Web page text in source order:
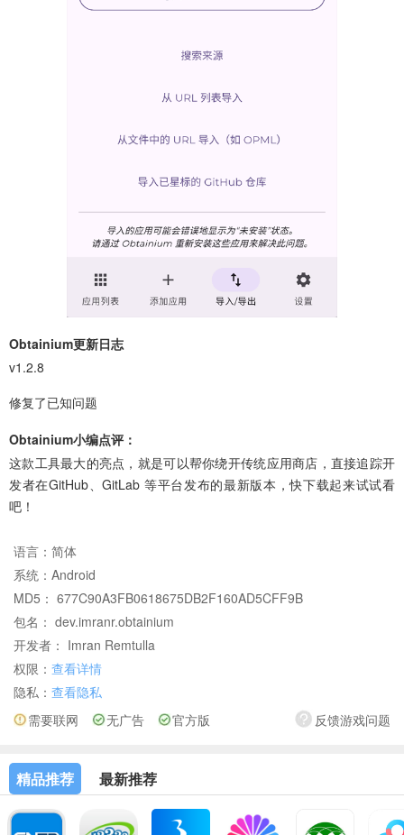
Obtainium更新日志
v1.2.8
修复了已知问题
Obtainium小编点评：
这款工具最大的亮点，就是可以帮你绕开传统应用商店，直接追踪开
发者在GitHub、GitLab 等平台发布的最新版本，快下载起来试试看
吧！
语言： 简体
系统： Android
MD5： 677C90A3FB0618675DB2F160AD5CFF9B
包名： dev.imranr.obtainium
开发者： Imran Remtulla
权限： 查看详情
隐私： 查看隐私
反馈游戏问题
需要联网 无广告 官方版
精品推荐 最新推荐